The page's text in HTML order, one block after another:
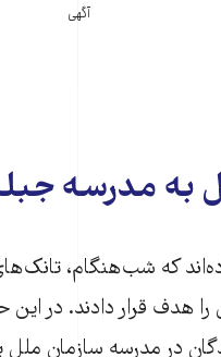
آگهی
به مدرسه
که شب‌هنگام،
از کشته‌شدگان در مدرسه